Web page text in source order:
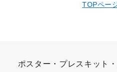
TOPペー
ポスター・プレスキット